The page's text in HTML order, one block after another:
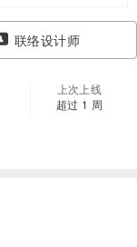
联络设计师
上次上线
超过 1 周